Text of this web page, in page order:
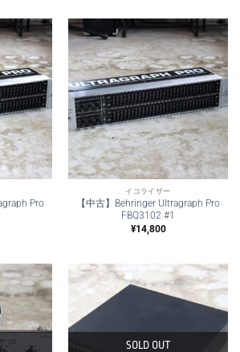
Pro
イコライザー
【中古】Behringer Ultragraph Pro
FBQ3102 #1
¥14,800
SOLD OUT